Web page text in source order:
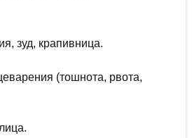
зуд, крапивница.
(тошнота, рвота,